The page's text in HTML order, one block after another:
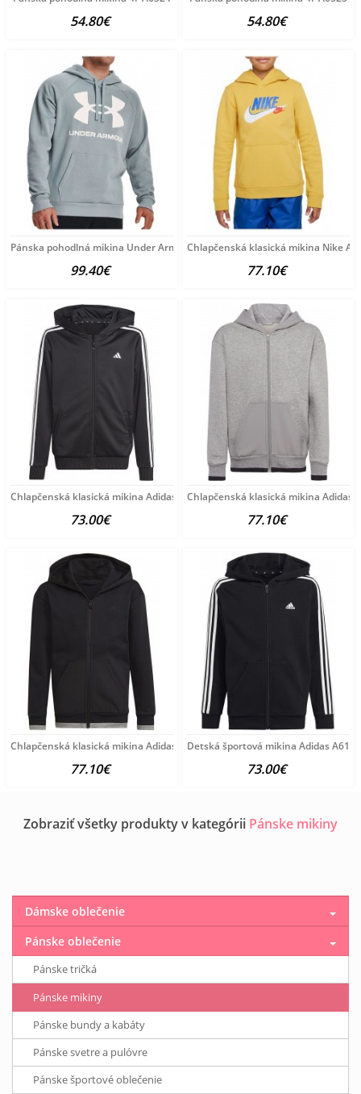
54.80€ 54.80€
Pánska pohodlná mikina Under Armour A6186
99.40€
Chlapčenská klasická mikina Nike
77.10€
Chlapčenská klasická mikina Adidas A6161
73.00€
Chlapčenská klasická mikina Adidas
77.10€
Chlapčenská klasická mikina Adidas A6159
77.10€
Detská športová mikina Adidas A6144
73.00€
Zobraziť všetky produkty v kategórii Pánske mikiny
Dámske oblečenie
Pánske oblečenie
Pánske tričká
Pánske mikiny
Pánske bundy a kabáty
Pánske svetre a pulóvre
Pánske športové oblečenie